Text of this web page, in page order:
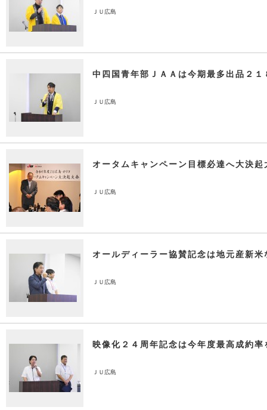
ＪＵ広島
中四国青年部ＪＡＡは今期最多出品２１
ＪＵ広島
オータムキャンペーン目標必達へ大決起
ＪＵ広島
オールディーラー協賛記念は地元産新米
ＪＵ広島
映像化２４周年記念は今年度最高成約率
ＪＵ広島